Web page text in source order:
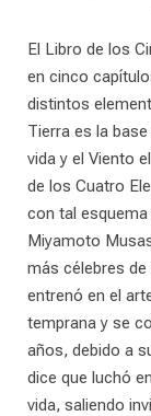
El Libro de los
en cinco
distintos
Tierra es la
vida y el Viento
de los Cuatro
con tal
Miyamoto
más célebres
entrenó en el
temprana y se
años, debido a
dice que luchó
vida, saliendo